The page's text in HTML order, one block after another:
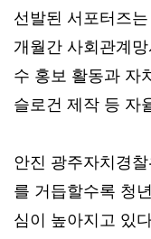
선발된 서포터즈
개월간 사회관계
수 홍보 활동과 자
슬로건 제작 등 자
안진 광주자치경
를 거듭할수록 청
심이 높아지고 있